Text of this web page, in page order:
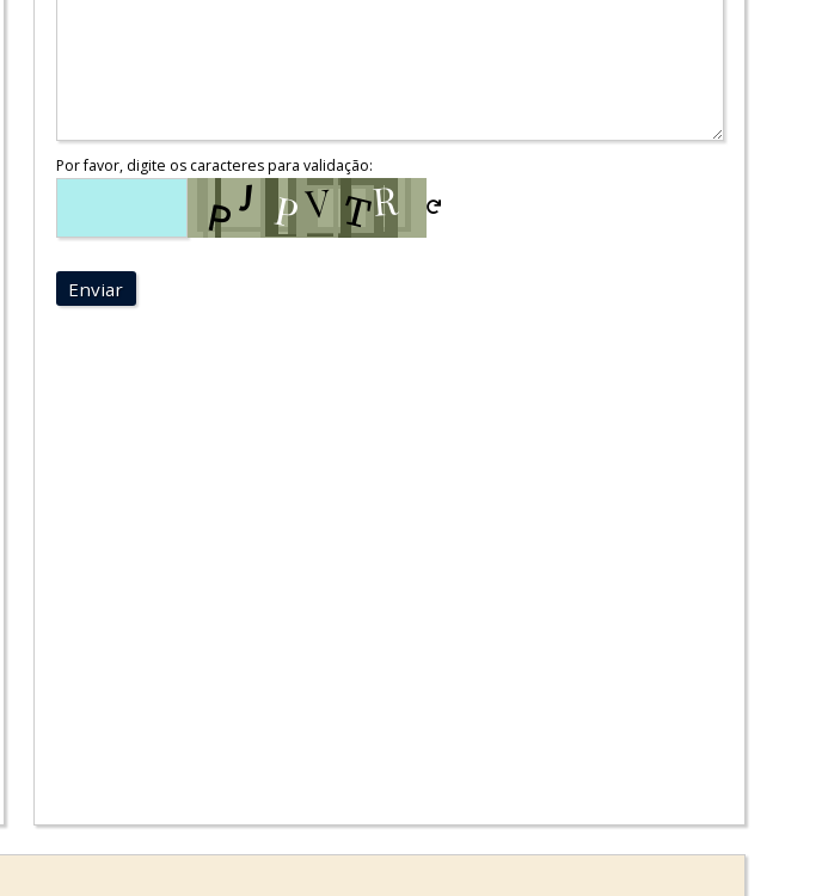
Por favor, digite os caracteres para validação:
Enviar